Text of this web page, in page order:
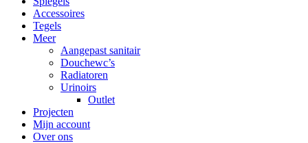
Accessoires
Tegels
Meer
Aangepast sanitair
Douchewc’s
Radiatoren
Urinoirs
Outlet
Projecten
Mijn account
Over ons